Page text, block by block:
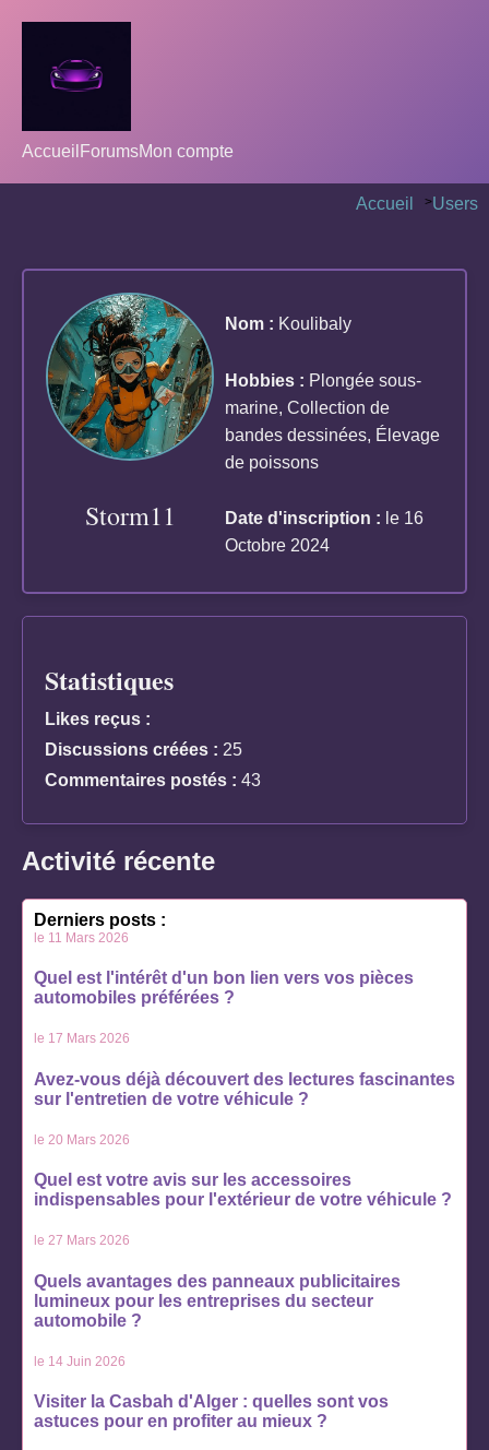
Accueil ForumsMon compte
Accueil >Users
Storm11
Nom : Koulibaly
Hobbies : Plongée sous-
marine, Collection de
bandes dessinées, Élevage
de poissons
Date d'inscription : le 16
Octobre 2024
Statistiques
Likes reçus :
Discussions créées : 25
Commentaires postés : 43
Activité récente
Derniers posts :
le 11 Mars 2026
Quel est l'intérêt d'un bon lien vers vos pièces
automobiles préférées ?
le 17 Mars 2026
Avez-vous déjà découvert des lectures fascinantes
sur l'entretien de votre véhicule ?
le 20 Mars 2026
Quel est votre avis sur les accessoires
indispensables pour l'extérieur de votre véhicule ?
le 27 Mars 2026
Quels avantages des panneaux publicitaires
lumineux pour les entreprises du secteur
automobile ?
le 14 Juin 2026
Visiter la Casbah d'Alger : quelles sont vos
astuces pour en profiter au mieux ?